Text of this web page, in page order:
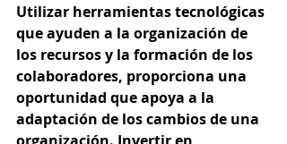
Utilizar herramientas tecnológicas
que ayuden a la organización de
los recursos y la formación de los
colaboradores, proporciona una
oportunidad que apoya a la
adaptación de los cambios de una